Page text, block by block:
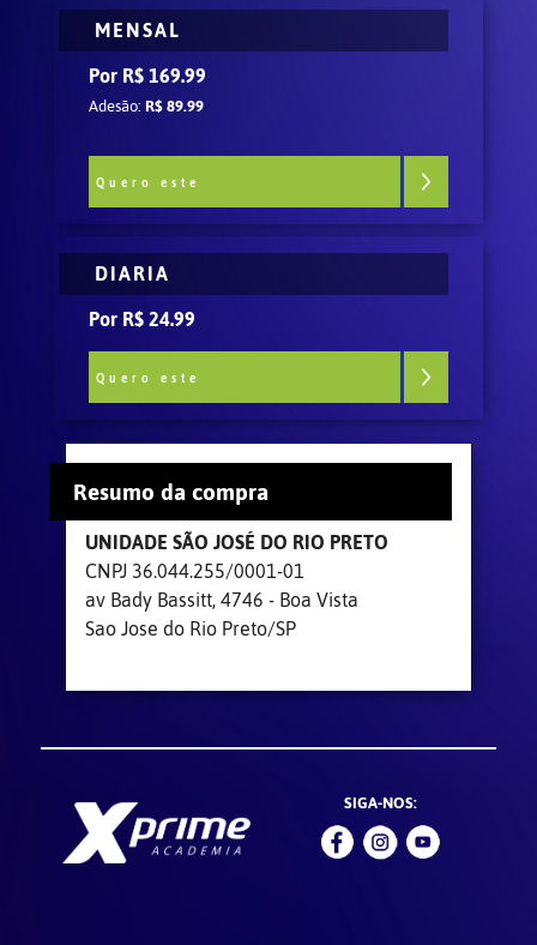
MENSAL
Por R$ 169.99
Adesão: R$ 89.99
Quero este
DIARIA
Por R$ 24.99
Quero este
Resumo da compra
UNIDADE SÃO JOSÉ DO RIO PRETO
CNPJ 36.044.255/0001-01
av Bady Bassitt, 4746 - Boa Vista
Sao Jose do Rio Preto/SP
SIGA-NOS: